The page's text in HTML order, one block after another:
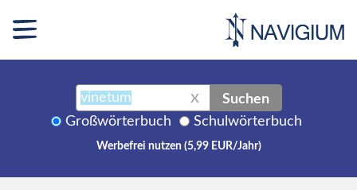
X Suchen
Großwörterbuch Schulwörterbuch
Werbefrei nutzen (5,99 EUR/Jahr)